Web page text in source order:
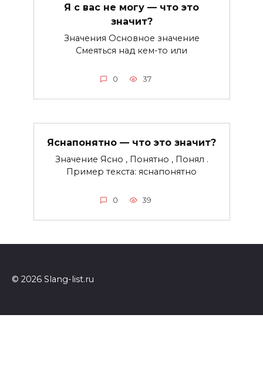
Я с вас не могу — что это
значит?
Значения Основное значение
Смеяться над кем-то или
0 37
Яснапонятно — что это значит?
Значение Ясно , Понятно , Понял .
Пример текста: яснапонятно
0 39
© 2026 Slang-list.ru